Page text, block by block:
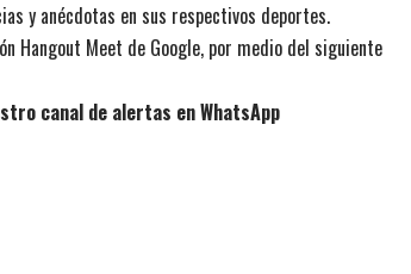
y anécdotas en sus respectivos deportes.
Hangout Meet de Google, por medio del siguiente
canal de alertas en WhatsApp